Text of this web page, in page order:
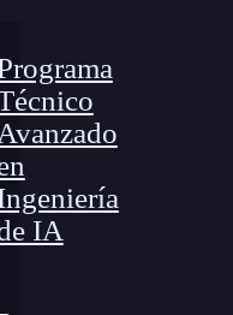
Avanzado
IA